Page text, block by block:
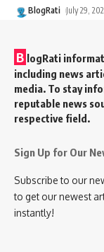
BlogRati July 29,
B logRati
including news
media. To stay
reputable news
respective field.
Sign Up for Our
Subscribe to our
to get our newest
instantly!